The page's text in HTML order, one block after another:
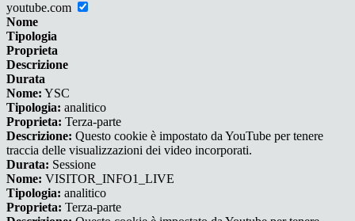
youtube.com
Nome
Tipologia
Proprieta
Descrizione
Durata
Nome: YSC
Tipologia: analitico
Proprieta: Terza-parte
Descrizione: Questo cookie è impostato da YouTube per tenere
traccia delle visualizzazioni dei video incorporati.
Durata: Sessione
Nome: VISITOR_INFO1_LIVE
Tipologia: analitico
Proprieta: Terza-parte